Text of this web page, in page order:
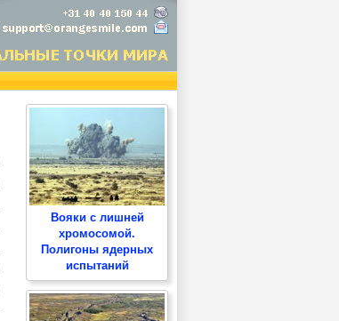
Вояки с лишней
хромосомой.
Полигоны ядерных
испытаний